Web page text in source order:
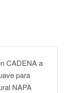
CADENA a
para
NAPA